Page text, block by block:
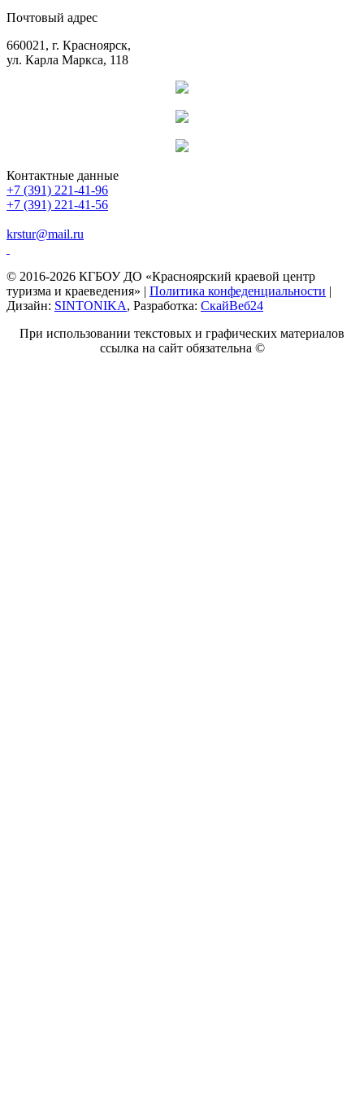
Почтовый адрес
660021, г. Красноярск,
ул. Карла Маркса, 118
Контактные данные
+7 (391) 221-41-96
+7 (391) 221-41-56
krstur@mail.ru
© 2016-2026 КГБОУ ДО «Красноярский краевой центр
туризма и краеведения» | Политика конфеденциальности |
Дизайн: SINTONIKA, Разработка: СкайВеб24
При использовании текстовых и графических материалов
ссылка на сайт обязательна ©